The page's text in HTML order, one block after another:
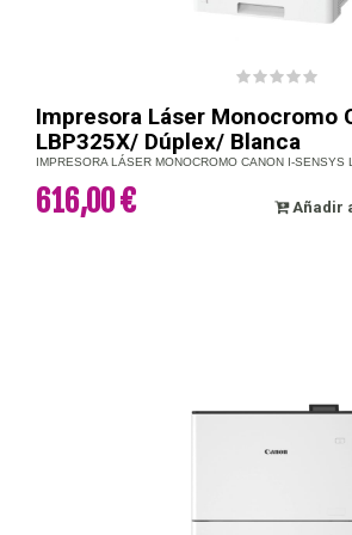
Impresora Láser Monocromo
LBP325X/ Dúplex/ Blanca
IMPRESORA LÁSER MONOCROMO CANON I-
616,00 € Añadir